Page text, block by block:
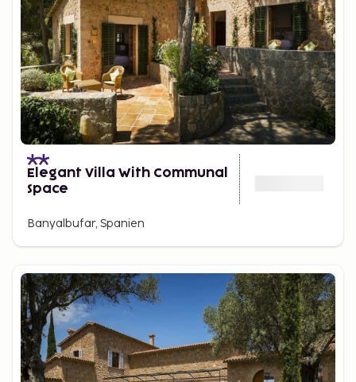
Elegant Villa With Communal
Space
Banyalbufar, Spanien